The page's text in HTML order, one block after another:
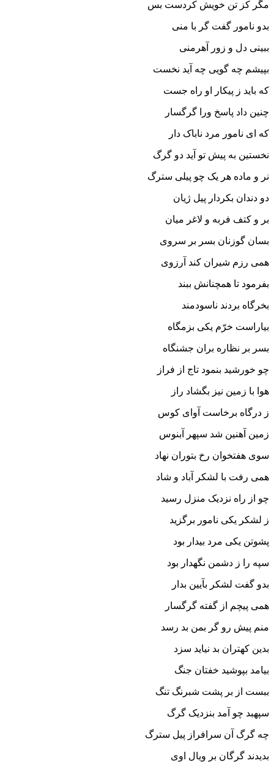
مگر کز تن خویش کردست بس‏
بدو نامور گفت گر با منى
ببینى دل و زور آهرمنى‏
بپیشم چه گویى چه آید نخست
که باید ز پیکار او راه جست‏
چنین داد پاسخ ورا گرگسار
که اى نامور مرد ناباک دار
نخستین به پیش تو آید دو گرگ
نر و ماده هر یک چو پیلى سترگ‏
دو دندان بکردار پیل ژیان
بر و کتف فربه و لاغر میان‏
بسان گوزنان بسر بر سروى
همى رزم شیران کند آرزوى‏
بفرمود تا همچنانش ببند
بخرگاه بردند ناسودمند
بیاراست خرّم یکى بزمگاه
بسر بر نظاره بران جشنگاه‏
چو خورشید بنمود تاج از فراز
هوا با زمین نیز بگشاد راز
ز درگاه برخاست آواى کوس
زمین آهنین شد سپهر آبنوس‏
سوى هفتخوان رخ بتوران نهاد
همى رفت با لشکر آباد و شاد
چو از راه نزدیک منزل رسید
ز لشکر یکى نامور برگزید
پشوتن یکى مرد بیدار بود
سپه را ز دشمن نگهدار بود
بدو گفت لشکر بآیین بدار
همى پیچم از گفته گرگسار
منم پیش رو گر بمن بد رسد
بدین کهتران بد نیاید سزد
بیامد بپوشید خفتان جنگ
ببست از بر پشت شبرنگ تنگ‏
سپهبد چو آمد بنزدیک گرگ
چه گرگ آن سرافراز پیل سترگ‏
بدیدند گرگان بر ویال اوى